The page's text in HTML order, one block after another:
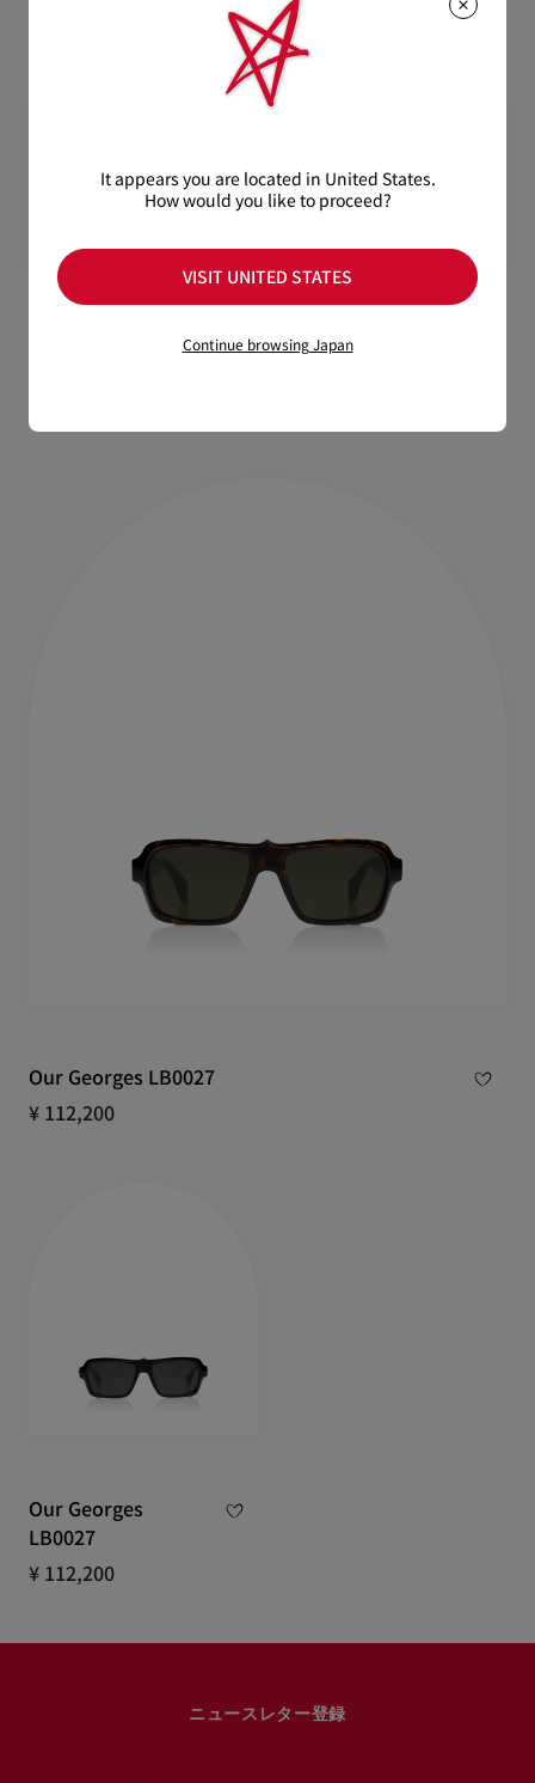
Dolly LB0001
Our Georges LB0027
¥ 112,200
Our Georges
LB0027
¥ 112,200
ニュースレター登録
It appears you are located in United States.
How would you like to proceed?
VISIT UNITED STATES
Continue browsing Japan